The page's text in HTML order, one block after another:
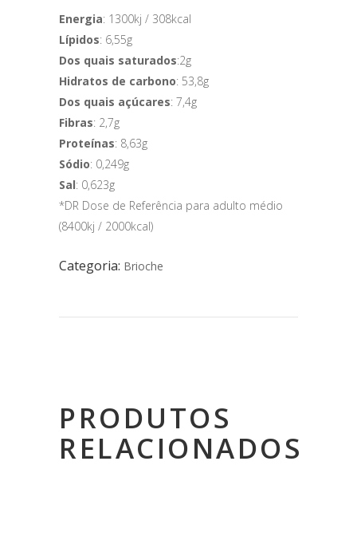
Energia: 1300kj / 308kcal
Lípidos: 6,55g
Dos quais saturados:2g
Hidratos de carbono: 53,8g
Dos quais açúcares: 7,4g
Fibras: 2,7g
Proteínas: 8,63g
Sódio: 0,249g
Sal: 0,623g
*DR Dose de Referência para adulto médio
(8400kj / 2000kcal)
Categoria: Brioche
PRODUTOS
RELACIONADOS